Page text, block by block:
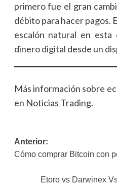
primero fue el gran
débito para hacer pagos.
escalón natural en
dinero digital desde un
Más información sobre
en Noticias Trading.
Navegación
de
entradas
Anterior:
Cómo comprar Bitcoin con
Etoro vs Darwinex